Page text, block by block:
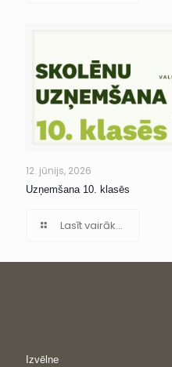
12. jūnijs, 2026
Uzņemšana 10. klasēs
Lasīt vairāk...
Izvēlne